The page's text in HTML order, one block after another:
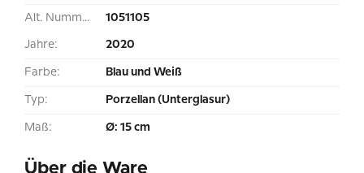
Alt. Nummer: 1051105
Jahre: 2020
Farbe: Blau und Weiß
Typ: Porzellan (Unterglasur)
Maß: Ø: 15 cm
Über die Ware